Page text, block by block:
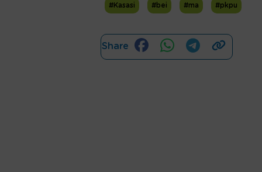
#Kasasi #bei #ma #pkpu
Share